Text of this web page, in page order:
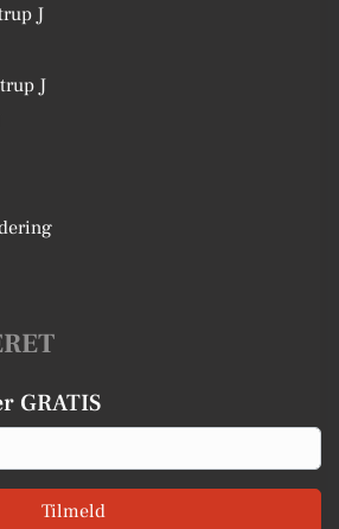
J
J
GRATIS
Tilmeld